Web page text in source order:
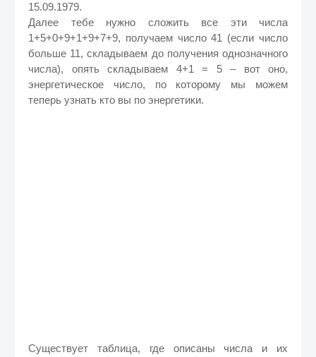
15.09.1979.
Далее тебе нужно сложить все эти числа
1+5+0+9+1+9+7+9, получаем число 41 (если число
больше 11, складываем до получения однозначного
числа), опять складываем 4+1 = 5 – вот оно,
энергетическое число, по которому мы можем
теперь узнать кто вы по энергетики.
Существует таблица, где описаны числа и их